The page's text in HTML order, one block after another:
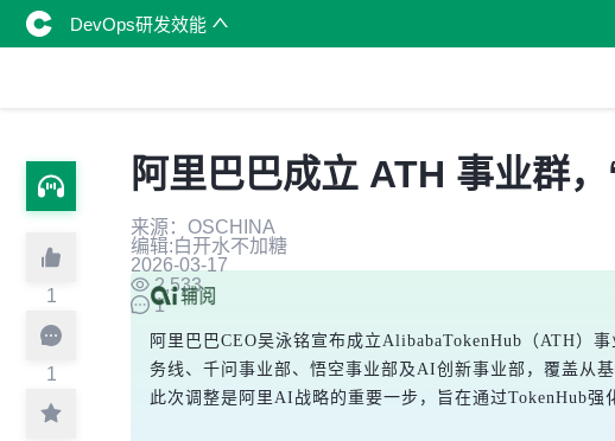
DevOps研发效能
1
1
阿里巴巴成立 ATH 事业群
来源：OSCHINA
编辑:白开水不加糖
2026-03-17
2,533
1
阿里巴巴CEO吴泳铭宣布成立AlibabaTokenHub（ATH）
务线、千问事业部、悟空事业部及AI创新事业部，覆盖从
此次调整是阿里AI战略的重要一步，旨在通过TokenHub